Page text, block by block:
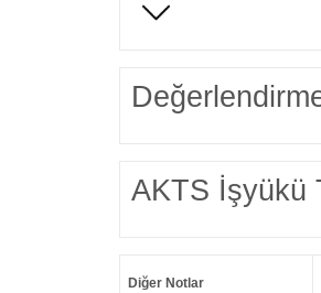
AKTS İşyükü
Diğer Notlar